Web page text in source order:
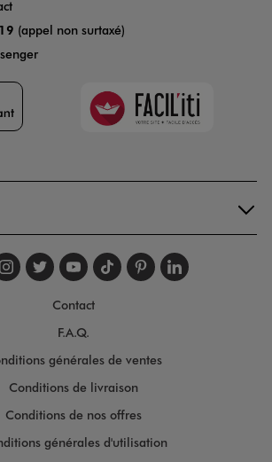
(appel non surtaxé)
Faciliti
nous sur
Suivez-nous sur
Suivez-nous sur
Suivez-nous
Suivez-nous
Suivez-
Contact
F.A.Q.
générales de ventes
Conditions de livraison
Conditions de nos offres
générales d'utilisation